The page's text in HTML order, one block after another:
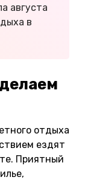
августа
в
отдыха
ездят
Приятный